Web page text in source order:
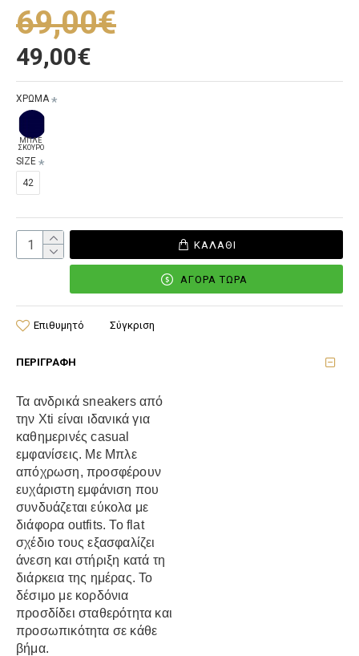
49,00€
69,00€
ΧΡΩΜΑ
ΜΠΛΕ
ΣΚΟΥΡΟ
SIZE
42
ΚΑΛΆΘΙ
ΑΓΟΡΆ ΤΏΡΑ
Επιθυμητό Σύγκριση
ΠΕΡΙΓΡΑΦΉ
Τα ανδρικά sneakers από
την Xti είναι ιδανικά για
καθημερινές casual
εμφανίσεις. Με Μπλε
απόχρωση, προσφέρουν
ευχάριστη εμφάνιση που
συνδυάζεται εύκολα με
διάφορα outfits. Το flat
σχέδιο τους εξασφαλίζει
άνεση και στήριξη κατά τη
διάρκεια της ημέρας. Το
δέσιμο με κορδόνια
προσδίδει σταθερότητα και
προσωπικότητα σε κάθε
βήμα.